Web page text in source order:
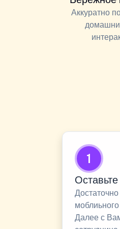
Аккуратно
1
Далее с